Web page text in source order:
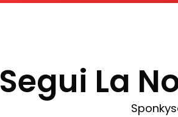
Segui La